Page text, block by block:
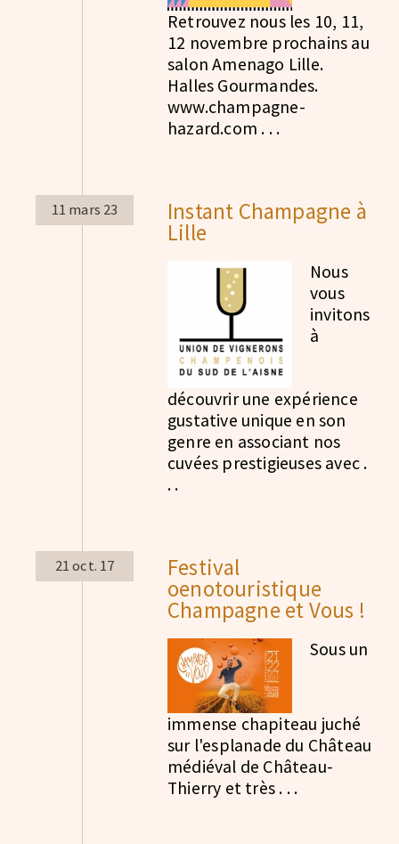
Retrouvez nous les 10, 11,
12 novembre prochains au
salon Amenago Lille.
Halles Gourmandes.
www.champagne-
hazard.com . . .
11 mars 23 Instant Champagne à
Lille
Nous
vous
invitons
à
découvrir une expérience
gustative unique en son
genre en associant nos
cuvées prestigieuses avec .
. .
21 oct. 17 Festival
oenotouristique
Champagne et Vous !
Sous un
immense chapiteau juché
sur l'esplanade du Château
médiéval de Château-
Thierry et très . . .